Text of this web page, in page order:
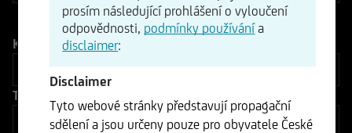
Kategorie produktu
Typ produktu
prosím následující prohlášení o vyloučení
odpovědnosti, podmínky používánía
disclaimer:
Disclaimer
Tyto webové stránky představují propagační
sdělení a jsou určeny pouze pro obyvatele České